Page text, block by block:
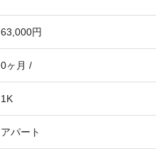
63,000円
0ヶ月 /
1K
アパート